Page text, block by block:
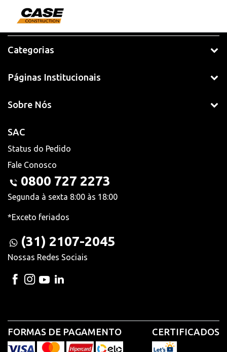
Categorias
Páginas Institucionais
Sobre Nós
SAC
Status do Pedido
Fale Conosco
0800 727 2273
Segunda à sexta 8:00 às 18:00
*Exceto feriados
(31) 2107-2045
Nossas Redes Sociais
FORMAS DE PAGAMENTO CERTIFICADOS